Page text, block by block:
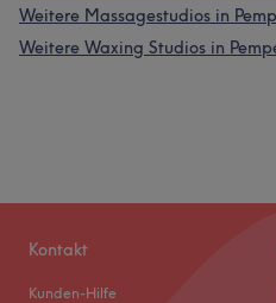
Weitere Massagestudios in
Weitere Waxing Studios in
Kontakt
Kunden-Hilfe